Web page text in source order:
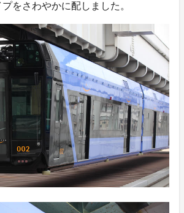
をさわやかに配しました。